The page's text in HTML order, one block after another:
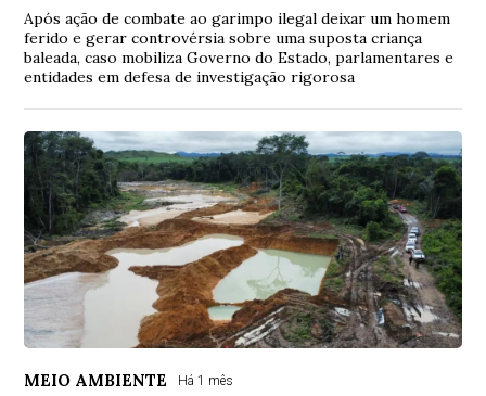
Após ação de combate ao garimpo ilegal deixar um homem
ferido e gerar controvérsia sobre uma suposta criança
baleada, caso mobiliza Governo do Estado, parlamentares e
entidades em defesa de investigação rigorosa
MEIO AMBIENTE Há 1 mês